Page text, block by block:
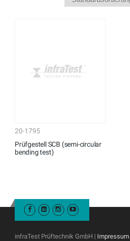
20-1795
Prüfgestell SCB (semi-circular
bending test)
infraTest Prüftechnik GmbH | Impressum